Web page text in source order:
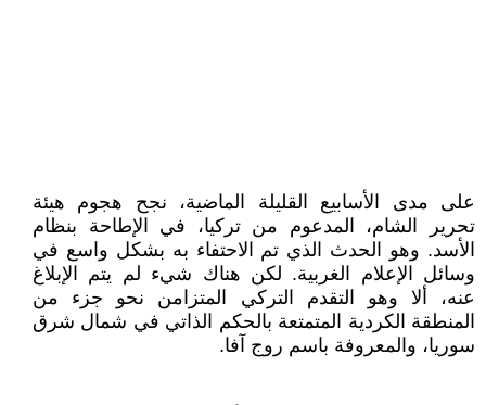
على مدى الأسابيع القليلة الماضية، نجح هجوم هيئة
تحرير الشام، المدعوم من تركيا، في الإطاحة بنظام
الأسد. وهو الحدث الذي تم الاحتفاء به بشكل واسع في
وسائل الإعلام الغربية. لكن هناك شيء لم يتم الإبلاغ
عنه، ألا وهو التقدم التركي المتزامن نحو جزء من
المنطقة الكردية المتمتعة بالحكم الذاتي في شمال شرق
سوريا، والمعروفة باسم روج آفا.